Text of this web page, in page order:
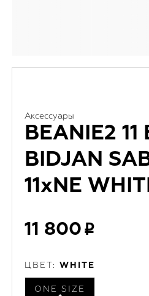
Аксессуары
BEANIE2 11
BIDJAN
11xNE
11 800
ЦВЕТ: WHITE
ONE SIZE